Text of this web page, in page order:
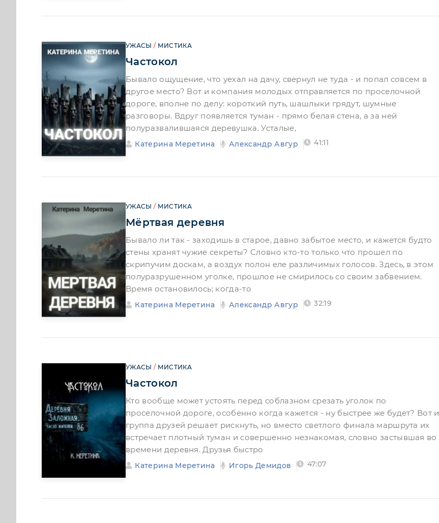
УЖАСЫ / МИСТИКА
Частокол
Бывало ощущение, что уехал на дачу, свернул не туда - и попал совсем в
другое место? Вот и компания молодых отправляется по проселочной
дороге, вполне по делу: короткий путь, шашлыки грядут, шумные
разговоры. Вдруг появляется туман - прямо белая стена, а за ней
полуразвалившаяся деревушка. Усталые,
Катерина Меретина Александр Авгур 41:11
УЖАСЫ / МИСТИКА
Мёртвая деревня
Бывало ли так - заходишь в старое, давно забытое место, и кажется будто
стены хранят чужие секреты? Словно кто-то только что прошел по
скрипучим доскам, а воздух полон еле различимых голосов. Здесь, в этом
полуразрушенном уголке, прошлое не смирилось со своим забвением.
Время остановилось; когда-то
Катерина Меретина Александр Авгур 32:19
УЖАСЫ / МИСТИКА
Частокол
Кто вообще может устоять перед соблазном срезать уголок по
проселочной дороге, особенно когда кажется - ну быстрее же будет? Вот и
группа друзей решает рискнуть, но вместо светлого финала маршрута их
встречает плотный туман и совершенно незнакомая, словно застывшая во
времени деревня. Друзья быстро
Катерина Меретина Игорь Демидов 47:07